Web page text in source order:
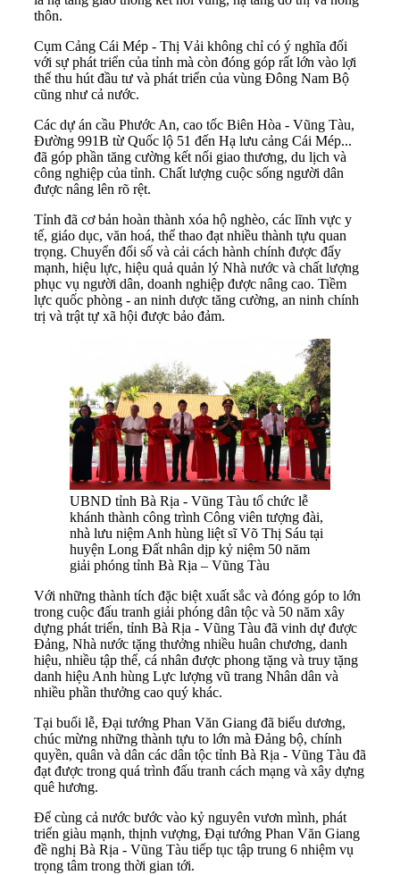
thôn.
Cụm Cảng Cái Mép - Thị Vải không chỉ có ý nghĩa đối
với sự phát triển của tỉnh mà còn đóng góp rất lớn vào lợi
thế thu hút đầu tư và phát triển của vùng Đông Nam Bộ
cũng như cả nước.
Các dự án cầu Phước An, cao tốc Biên Hòa - Vũng Tàu,
Đường 991B từ Quốc lộ 51 đến Hạ lưu cảng Cái Mép...
đã góp phần tăng cường kết nối giao thương, du lịch và
công nghiệp của tỉnh. Chất lượng cuộc sống người dân
được nâng lên rõ rệt.
Tỉnh đã cơ bản hoàn thành xóa hộ nghèo, các lĩnh vực y
tế, giáo dục, văn hoá, thể thao đạt nhiều thành tựu quan
trọng. Chuyển đổi số và cải cách hành chính được đẩy
mạnh, hiệu lực, hiệu quả quản lý Nhà nước và chất lượng
phục vụ người dân, doanh nghiệp được nâng cao. Tiềm
lực quốc phòng - an ninh dược tăng cường, an ninh chính
trị và trật tự xã hội được bảo đảm.
UBND tỉnh Bà Rịa - Vũng Tàu tổ chức lễ
khánh thành công trình Công viên tượng đài,
nhà lưu niệm Anh hùng liệt sĩ Võ Thị Sáu tại
huyện Long Đất nhân dịp kỷ niệm 50 năm
giải phóng tỉnh Bà Rịa – Vũng Tàu
Với những thành tích đặc biệt xuất sắc và đóng góp to lớn
trong cuộc đấu tranh giải phóng dân tộc và 50 năm xây
dựng phát triển, tỉnh Bà Rịa - Vũng Tàu đã vinh dự được
Đảng, Nhà nước tặng thưởng nhiều huân chương, danh
hiệu, nhiều tập thể, cá nhân được phong tặng và truy tặng
danh hiệu Anh hùng Lực lượng vũ trang Nhân dân và
nhiều phần thưởng cao quý khác.
Tại buổi lễ, Đại tướng Phan Văn Giang đã biểu dương,
chúc mừng những thành tựu to lớn mà Đảng bộ, chính
quyền, quân và dân các dân tộc tỉnh Bà Rịa - Vũng Tàu đã
đạt được trong quá trình đấu tranh cách mạng và xây dựng
quê hương.
Để cùng cả nước bước vào kỷ nguyên vươn mình, phát
triển giàu mạnh, thịnh vượng, Đại tướng Phan Văn Giang
đề nghị Bà Rịa - Vũng Tàu tiếp tục tập trung 6 nhiệm vụ
trọng tâm trong thời gian tới.